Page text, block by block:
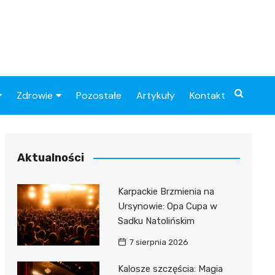
Zdrowie
Przychodnie
Apteki
Pozostałe Artykuły Kontakt
Aktualności
Karpackie Brzmienia na
Ursynowie: Opa Cupa w
Sadku Natolińskim
7 sierpnia 2026
Kalosze szczęścia: Magia